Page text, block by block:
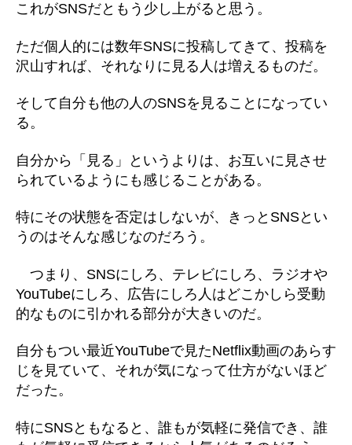
これがSNSだともう少し上がると思う。
ただ個人的には数年SNSに投稿してきて、投稿を
沢山すれば、それなりに見る人は増えるものだ。
そして自分も他の人のSNSを見ることになってい
る。
自分から「見る」というよりは、お互いに見させ
られているようにも感じることがある。
特にその状態を否定はしないが、きっとSNSとい
うのはそんな感じなのだろう。
つまり、SNSにしろ、テレビにしろ、ラジオや
YouTubeにしろ、広告にしろ人はどこかしら受動
的なものに引かれる部分が大きいのだ。
自分もつい最近YouTubeで見たNetflix動画のあらす
じを見ていて、それが気になって仕方がないほど
だった。
特にSNSともなると、誰もが気軽に発信でき、誰